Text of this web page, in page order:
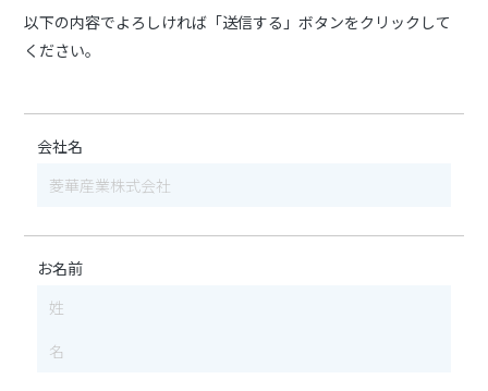
以下の内容でよろしければ「送信する」ボタンをクリックして
ください。
会社名
お名前